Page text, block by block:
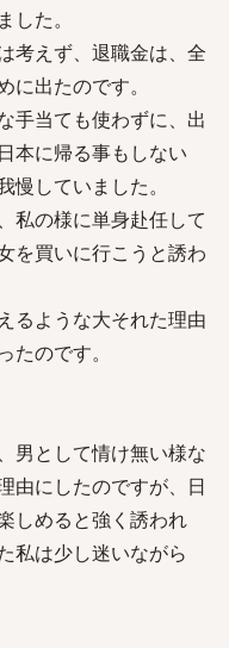
た。
考えず、退職金は、全
出たのです。
手当ても使わずに、出
本に帰る事もしない
していました。
私の様に単身赴任して
を買いに行こうと誘わ
るような大それた理由
のです。
男として情け無い様な
由にしたのですが、日
しめると強く誘われ
私は少し迷いながら